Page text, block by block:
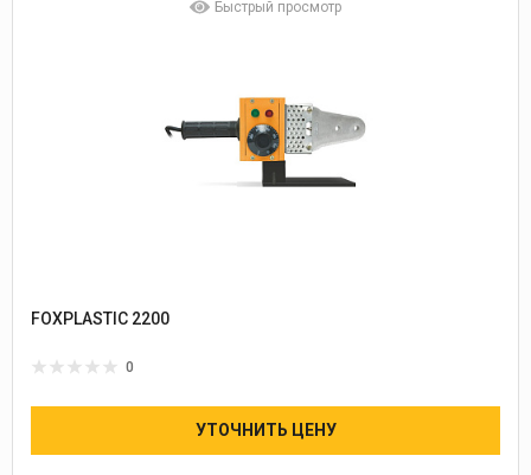
Быстрый просмотр
FOXPLASTIC 2200
0
УТОЧНИТЬ ЦЕНУ